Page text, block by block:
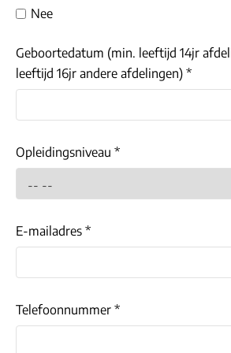
Nee
Geboortedatum (min. leeftijd 14jr
leeftijd 16jr andere afdelingen) *
Opleidingsniveau *
E-mailadres *
Telefoonnummer *